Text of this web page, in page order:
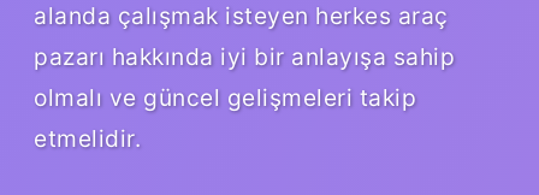
alanda çalışmak isteyen herkes araç
pazarı hakkında iyi bir anlayışa sahip
olmalı ve güncel gelişmeleri takip
etmelidir.